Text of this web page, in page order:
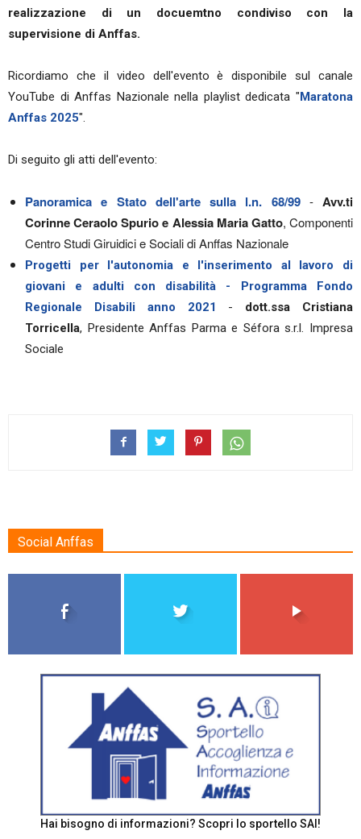
realizzazione di un docuemtno condiviso con la
supervisione di Anffas.
Ricordiamo che il video dell'evento è disponibile sul canale
YouTube di Anffas Nazionale nella playlist dedicata "Maratona
Anffas 2025".
Di seguito gli atti dell'evento:
Panoramica e Stato dell'arte sulla l.n. 68/99- Avv.ti
Corinne Ceraolo Spurio e Alessia Maria Gatto, Componenti
Centro Studi Giruidici e Sociali di Anffas Nazionale
Progetti per l'autonomia e l'inserimento al lavoro di
giovani e adulti con disabilità - Programma Fondo
Regionale Disabili anno 2021 - dott.ssa Cristiana
Torricella, Presidente Anffas Parma e Séfora s.r.l. Impresa
Sociale
Social Anffas
Hai bisogno di informazioni? Scopri lo sportello SAI!